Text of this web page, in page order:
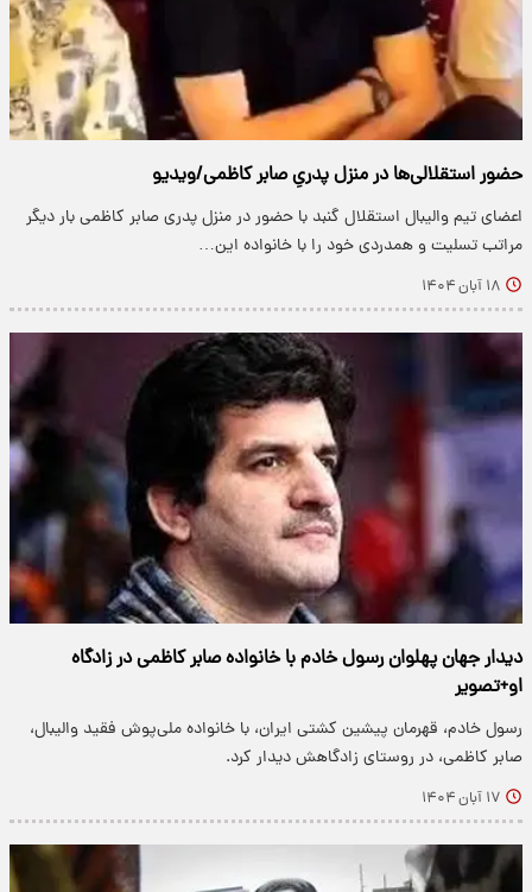
حضور استقلالی‌ها در منزل پدریِ صابر کاظمی/ویدیو
اعضای تیم والیبال استقلال گنبد با حضور در منزل پدری صابر کاظمی بار دیگر
مراتب تسلیت و همدردی خود را با خانواده این…
۱۸ آبان ۱۴۰۴
دیدار جهان پهلوان رسول خادم با خانواده صابر کاظمی در زادگاه
او+تصویر
رسول خادم، قهرمان پیشین کشتی ایران، با خانواده ملی‌پوش فقید والیبال،
صابر کاظمی، در روستای زادگاهش دیدار کرد.
۱۷ آبان ۱۴۰۴